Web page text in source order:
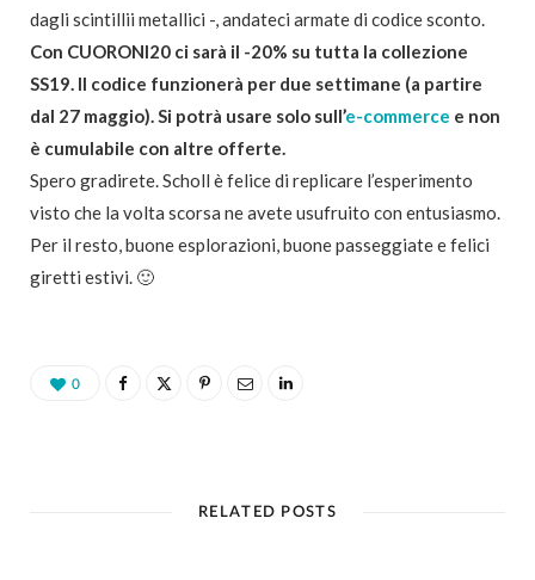
dagli scintillii metallici -, andateci armate di codice sconto.
Con CUORONI20 ci sarà il -20% su tutta la collezione
SS19. Il codice funzionerà per due settimane (a partire
dal 27 maggio). Si potrà usare solo sull’e-commerce e non
è cumulabile con altre offerte.
Spero gradirete. Scholl è felice di replicare l’esperimento
visto che la volta scorsa ne avete usufruito con entusiasmo.
Per il resto, buone esplorazioni, buone passeggiate e felici
giretti estivi. 🙂
0
RELATED POSTS